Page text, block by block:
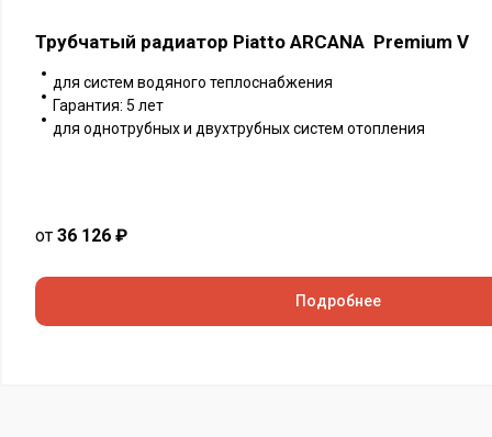
Трубчатый радиатор Piatto ARCANA Premium V
для систем водяного теплоснабжения
Гарантия: 5 лет
для однотрубных и двухтрубных систем отопления
от 36 126 ₽
Подробнее